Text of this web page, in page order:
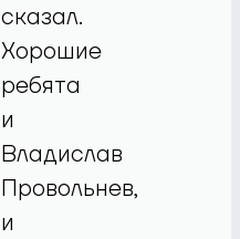
сказал.
Хорошие
ребята
и
Владислав
Провольнев,
и